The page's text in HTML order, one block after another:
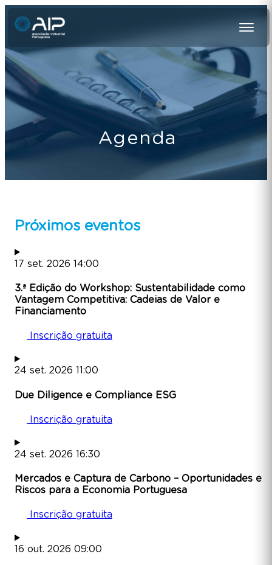
Agenda
Próximos eventos
17 set. 2026 14:00
3.ª Edição do Workshop: Sustentabilidade como
Vantagem Competitiva: Cadeias de Valor e
Financiamento
Inscrição gratuita
24 set. 2026 11:00
Due Diligence e Compliance ESG
Inscrição gratuita
24 set. 2026 16:30
Mercados e Captura de Carbono – Oportunidades e
Riscos para a Economia Portuguesa
Inscrição gratuita
16 out. 2026 09:00